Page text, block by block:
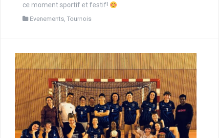
ce moment sportif et festif!
Evenements, Tournois